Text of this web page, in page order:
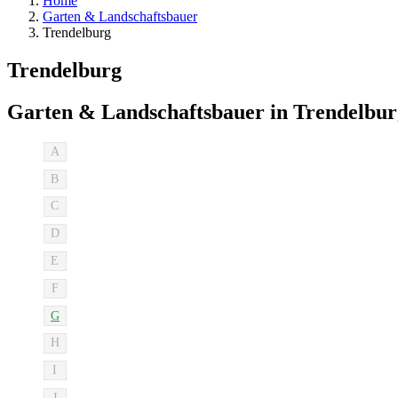
Garten & Landschaftsbauer
Trendelburg
Trendelburg
Garten & Landschaftsbauer in
A
B
C
D
E
F
G
H
I